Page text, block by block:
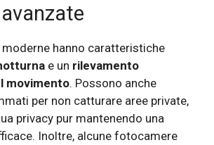
hanno caratteristiche
e un rilevamento
movimento. Possono anche
per non catturare aree private,
privacy pur mantenendo una
Inoltre, alcune fotocamere